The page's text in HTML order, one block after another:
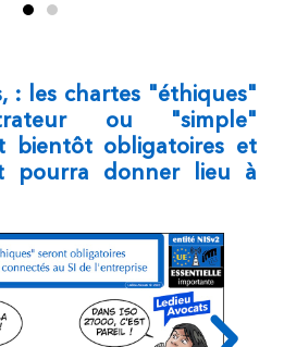
: les chartes "éthiques"
ou "simple"
bientôt obligatoires et
pourra donner lieu à